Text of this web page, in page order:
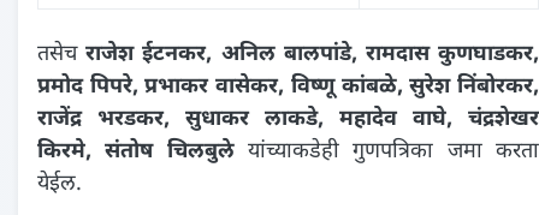
तसेचराजेश ईटनकर, अनिल बालपांडे, रामदास कुणघाडकर,
प्रमोद पिपरे, प्रभाकर वासेकर, विष्णू कांबळे, सुरेश निंबोरकर,
राजेंद्र भरडकर, सुधाकर लाकडे, महादेव वाघे, चंद्रशेखर
किरमे, संतोष चिलबुलेयांच्याकडेही गुणपत्रिका जमा करता
येईल.